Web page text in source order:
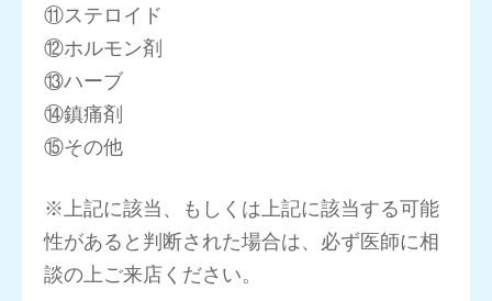
⑪ステロイド
⑫ホルモン剤
⑬ハーブ
⑭鎮痛剤
⑮その他
※上記に該当、もしくは上記に該当する可能
性があると判断された場合は、必ず医師に相
談の上ご来店ください。